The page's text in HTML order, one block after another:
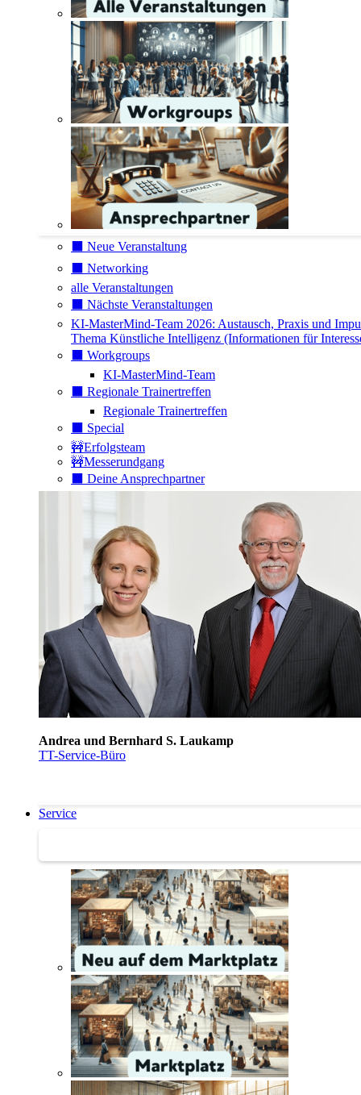
⬛️ Neue Veranstaltung
⬛️ Networking
alle Veranstaltungen
⬛️ Nächste Veranstaltungen
KI-MasterMind-Team 2026: Austausch, Praxis und
Thema Künstliche Intelligenz (Informationen für
⬛️ Workgroups
KI-MasterMind-Team
⬛️ Regionale Trainertreffen
Regionale Trainertreffen
⬛️ Special
🚧Erfolgsteam
🚧Messerundgang
⬛️ Deine Ansprechpartner
Andrea und Bernhard S. Laukamp
TT-Service-Büro
Service